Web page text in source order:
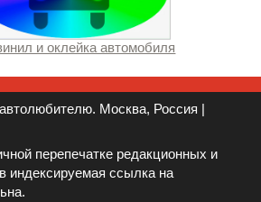
и оклейка автомобиля
Москва, Россия |
перепечатке редакционных и
индексируемая ссылка на